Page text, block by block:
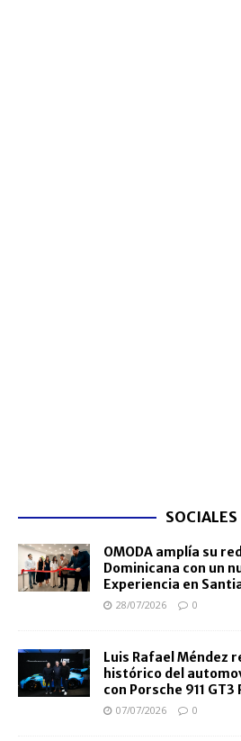
SOCIALES
OMODA amplía su
Dominicana con un
Experiencia en
28/07/2026 0
Luis Rafael Méndez
histórico del
con Porsche 911
07/07/2026 0